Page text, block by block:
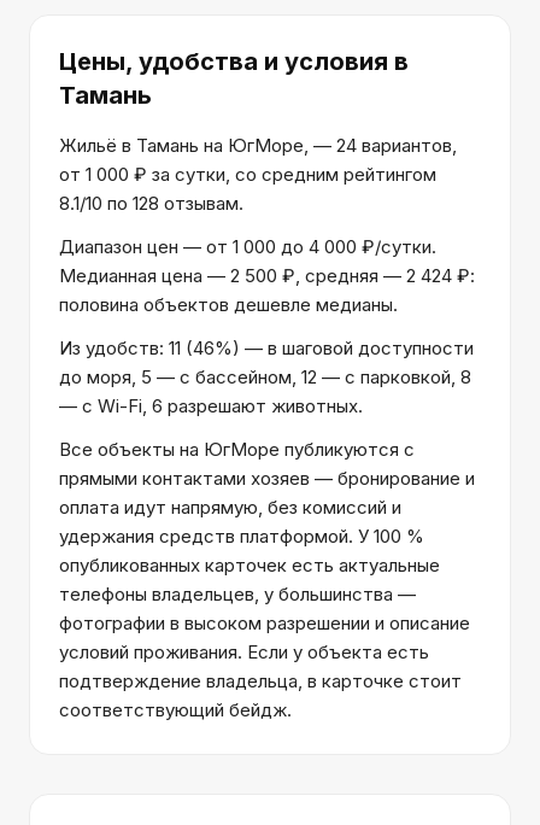
Цены, удобства и условия в
Тамань
Жильё в Тамань на ЮгМоре, — 24 вариантов,
от 1 000 ₽ за сутки, со средним рейтингом
8.1/10 по 128 отзывам.
Диапазон цен — от 1 000 до 4 000 ₽/сутки.
Медианная цена — 2 500 ₽, средняя — 2 424 ₽:
половина объектов дешевле медианы.
Из удобств: 11 (46%) — в шаговой доступности
до моря, 5 — с бассейном, 12 — с парковкой, 8
— с Wi-Fi, 6 разрешают животных.
Все объекты на ЮгМоре публикуются с
прямыми контактами хозяев — бронирование и
оплата идут напрямую, без комиссий и
удержания средств платформой. У 100 %
опубликованных карточек есть актуальные
телефоны владельцев, у большинства —
фотографии в высоком разрешении и описание
условий проживания. Если у объекта есть
подтверждение владельца, в карточке стоит
соответствующий бейдж.